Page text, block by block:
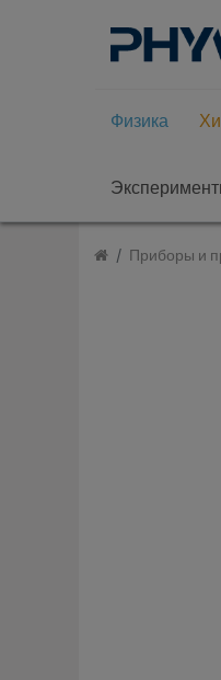
Физика
Приборы и